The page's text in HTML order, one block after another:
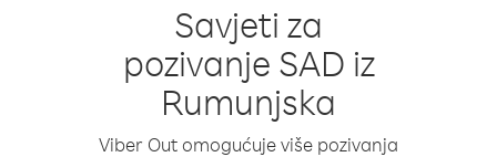
Savjeti za
pozivanje SAD iz
Rumunjska
Viber Out omogućuje više pozivanja